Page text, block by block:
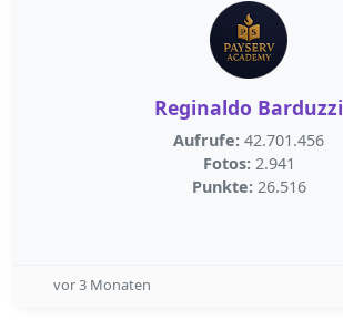
Reginaldo Barduzzi
Aufrufe: 42.701.456
Fotos: 2.941
Punkte: 26.516
vor 3 Monaten